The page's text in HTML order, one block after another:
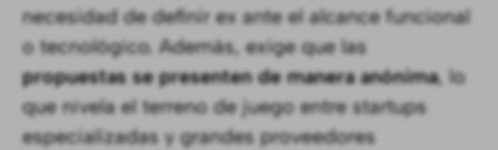
necesidad de definir ex ante el alcance funcional
o tecnológico. Además, exige que las
propuestas se presenten de manera anónima, lo
que nivela el terreno de juego entre startups
especializadas y grandes proveedores